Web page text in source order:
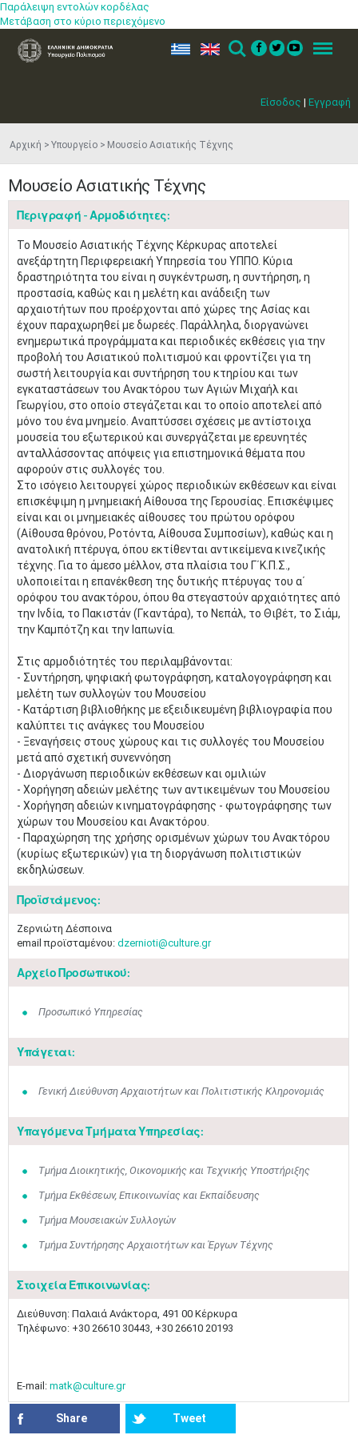
Παράλειψη εντολών κορδέλας
Μετάβαση στο κύριο περιεχόμενο
Είσοδος | Εγγραφή
ελ en Search Menu
Αρχική Υπουργείο Μουσείο Ασιατικής Τέχνης
Μουσείο Ασιατικής Τέχνης
Περιγραφή - Αρμοδιότητες:
Το Μουσείο Ασιατικής Τέχνης Κέρκυρας αποτελεί
ανεξάρτητη Περιφερειακή Υπηρεσία του ΥΠΠΟ. Κύρια
δραστηριότητα του είναι η συγκέντρωση, η συντήρηση, η
προστασία, καθώς και η μελέτη και ανάδειξη των
αρχαιοτήτων που προέρχονται από χώρες της Ασίας και
έχουν παραχωρηθεί με δωρεές. Παράλληλα, διοργανώνει
ενημερωτικά προγράμματα και περιοδικές εκθέσεις για την
προβολή του Ασιατικού πολιτισμού και φροντίζει για τη
σωστή λειτουργία και συντήρηση του κτηρίου και των
εγκαταστάσεων του Ανακτόρου των Αγιών Μιχαήλ και
Γεωργίου, στο οποίο στεγάζεται και το οποίο αποτελεί από
μόνο του ένα μνημείο. Αναπτύσσει σχέσεις με αντίστοιχα
μουσεία του εξωτερικού και συνεργάζεται με ερευνητές
ανταλλάσσοντας απόψεις για επιστημονικά θέματα που
αφορούν στις συλλογές του.
Στο ισόγειο λειτουργεί χώρος περιοδικών εκθέσεων και είναι
επισκέψιμη η μνημειακή Αίθουσα της Γερουσίας. Επισκέψιμες
είναι και οι μνημειακές αίθουσες του πρώτου ορόφου
(Αίθουσα θρόνου, Ροτόντα, Αίθουσα Συμποσίων), καθώς και η
ανατολική πτέρυγα, όπου εκτίθενται αντικείμενα κινεζικής
τέχνης. Για το άμεσο μέλλον, στα πλαίσια του Γ΄Κ.Π.Σ.,
υλοποιείται η επανέκθεση της δυτικής πτέρυγας του α΄
ορόφου του ανακτόρου, όπου θα στεγαστούν αρχαιότητες από
την Ινδία, το Πακιστάν (Γκαντάρα), το Νεπάλ, το Θιβέτ, το Σιάμ,
την Καμπότζη και την Ιαπωνία.
Στις αρμοδιότητές του περιλαμβάνονται:
- Συντήρηση, ψηφιακή φωτογράφηση, καταλογογράφηση και
μελέτη των συλλογών του Μουσείου
- Κατάρτιση βιβλιοθήκης με εξειδικευμένη βιβλιογραφία που
καλύπτει τις ανάγκες του Μουσείου
- Ξεναγήσεις στους χώρους και τις συλλογές του Μουσείου
μετά από σχετική συνεννόηση
- Διοργάνωση περιοδικών εκθέσεων και ομιλιών
- Χορήγηση αδειών μελέτης των αντικειμένων του Μουσείου
- Χορήγηση αδειών κινηματογράφησης - φωτογράφησης των
χώρων του Μουσείου και Ανακτόρου.
- Παραχώρηση της χρήσης ορισμένων χώρων του Ανακτόρου
(κυρίως εξωτερικών) για τη διοργάνωση πολιτιστικών
εκδηλώσεων.
Προϊστάμενος:
Ζερνιώτη Δέσποινα
email προϊσταμένου: dzernioti@culture.gr
Αρχείο Προσωπικού:
Προσωπικό Υπηρεσίας
Υπάγεται:
Γενική Διεύθυνση Αρχαιοτήτων και Πολιτιστικής Κληρονομιάς
Υπαγόμενα Τμήματα Υπηρεσίας:
Τμήμα Διοικητικής, Οικονομικής και Τεχνικής Υποστήριξης
Τμήμα Εκθέσεων, Επικοινωνίας και Εκπαίδευσης
Τμήμα Μουσειακών Συλλογών
Τμήμα Συντήρησης Αρχαιοτήτων και Έργων Τέχνης
Στοιχεία Επικοινωνίας:
Διεύθυνση: Παλαιά Ανάκτορα, 491 00 Κέρκυρα
Τηλέφωνο: +30 26610 30443, +30 26610 20193
E-mail: matk@culture.gr
Share Tweet